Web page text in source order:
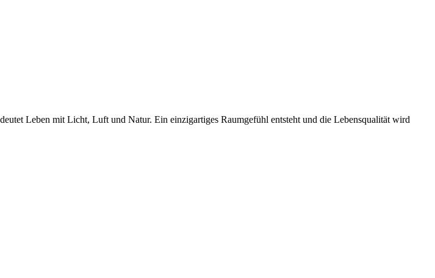
Leben mit Licht, Luft und Natur. Ein einzigartiges Raumgefühl entsteht und die Lebensqualität wird